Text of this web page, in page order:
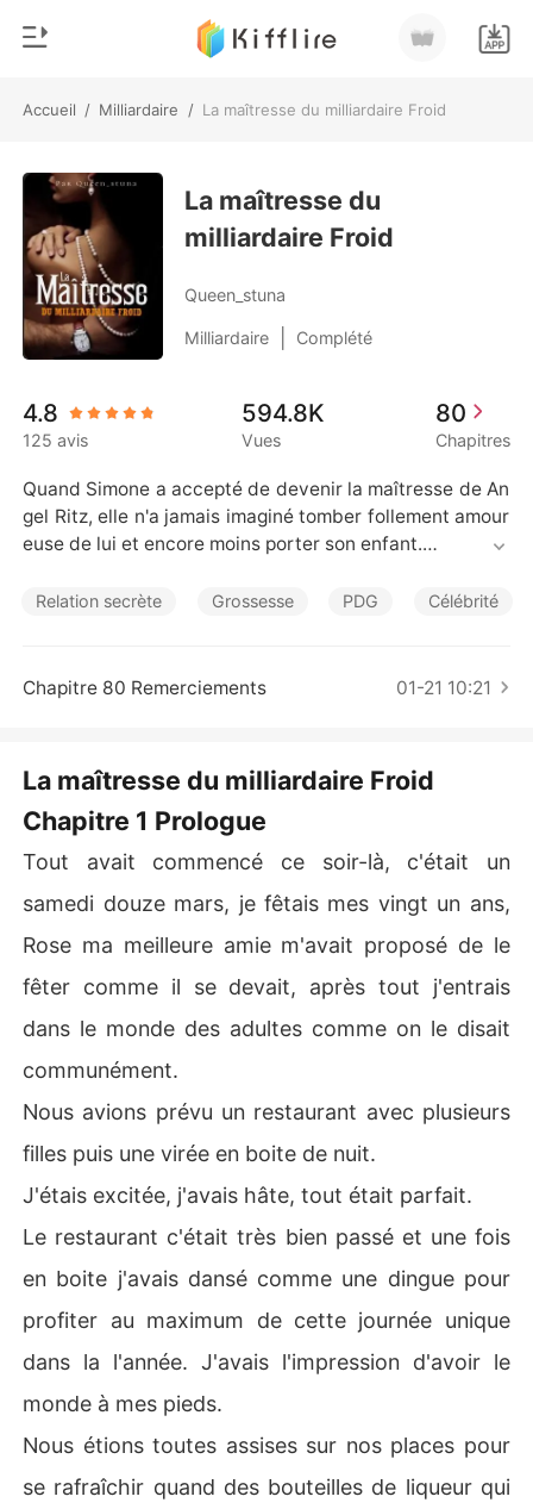
Accueil / Milliardaire / La maîtresse du milliardaire Froid
Recharger
Historique
Déconnexion
Télécharger l'appli
Genre
Moderne
Loup-garou
Nouvelle
Milliardaire
Nouvelles
La maîtresse du
milliardaire Froid
Queen_stuna
Milliardaire Complété
4.8
125 avis
594.8K
Vues
80
Chapitres
Quand Simone a accepté de devenir la maîtresse de An
gel Ritz, elle n'a jamais imaginé tomber follement amour
euse de lui et encore moins porter son enfant.
Pourtant les termes du contrat étaient claires.
ans. Elle n'a désormais qu'une peur, qu'il découvre son t
Mais comment fuir un milliardaire qui semble avoir le m
onde à ses pieds et surtout un maniaque qui semble tou
Relation secrète Grossesse PDG Célébrité
Chapitre 80 Remerciements 01-21 10:21
La maîtresse du milliardaire Froid
Chapitre 1 Prologue
Tout avait commencé ce soir-là, c'était un
samedi douze mars, je fêtais mes vingt un ans,
Rose ma meilleure amie m'avait proposé de le
fêter comme il se devait, après tout j'entrais
dans le monde des adultes comme on le disait
communément.
Nous avions prévu un restaurant avec plusieurs
filles puis une virée en boite de nuit.
J'étais excitée, j'avais hâte, tout était parfait.
Le restaurant c'était très bien passé et une fois
en boite j'avais dansé comme une dingue pour
profiter au maximum de cette journée unique
dans la l'année. J'avais l'impression d'avoir le
monde à mes pieds.
Nous étions toutes assises sur nos places pour
se rafraîchir quand des bouteilles de liqueur qui